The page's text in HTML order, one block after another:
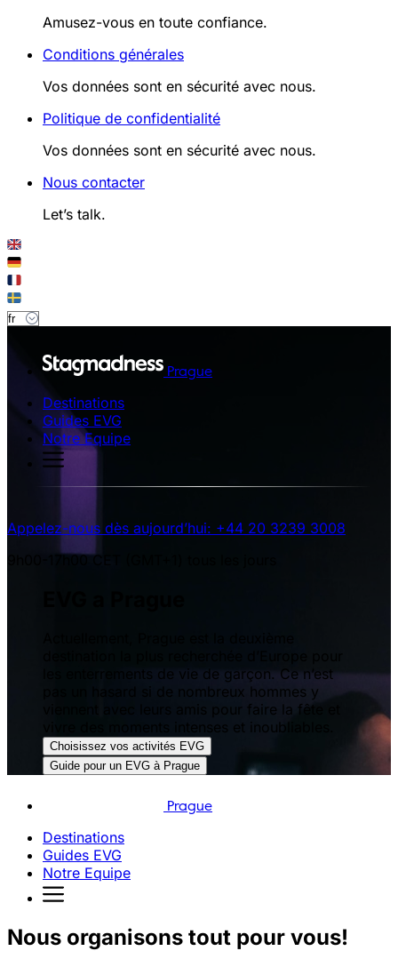
Amusez-vous en toute confiance.
Conditions générales
Vos données sont en sécurité avec nous.
Politique de confidentialité
Vos données sont en sécurité avec nous.
Nous contacter
Let’s talk.
Prague
Destinations
Guides EVG
Notre Equipe
Appelez-nous dès aujourd’hui: +44 20 3239 3008
9h00-17h00 CET (GMT+1) tous les jours
les enterrements de vie de garçon. Ce n’est
pas un hasard si de nombreux hommes y
viennent avec leurs amis pour faire la fête et
vivre des moments intenses et inoubliables.
Choisissez vos activités EVG
Guide pour un EVG à Prague
Prague
Destinations
Guides EVG
Notre Equipe
Nous organisons tout pour vous!